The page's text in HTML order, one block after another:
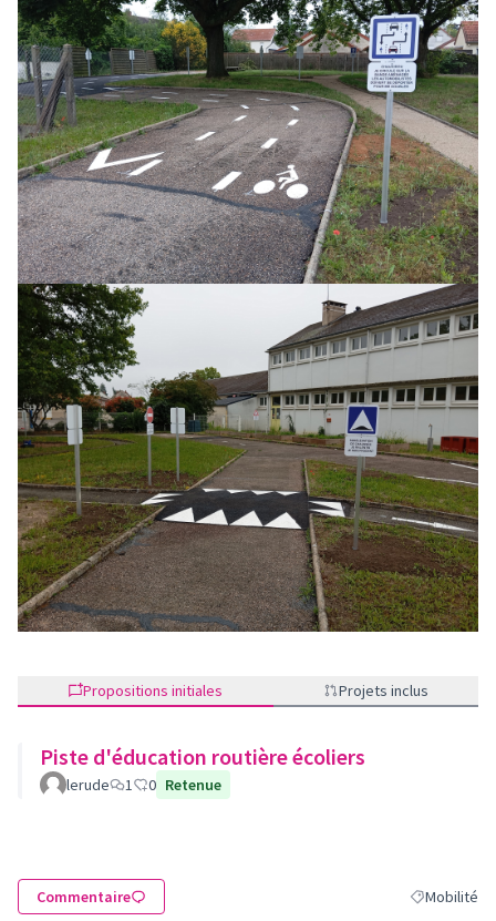
Propositions initiales Projets inclus
Piste d'éducation routière écoliers
lerude 1 0 Retenue
Commentaire Filtrer les
Mobilité